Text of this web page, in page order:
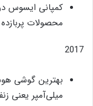
محصولات
2017
میلی‌آمپر یعنی زنفون 3 زوم